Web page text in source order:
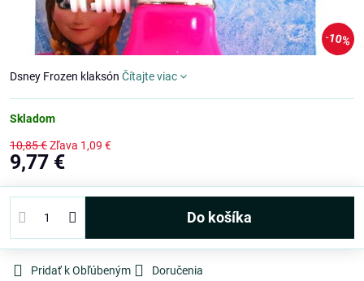
10%
Dsney Frozen klaksón Čítajte viac
Skladom
10,85 €Zľava 1,09 €
9,77 €
Do košíka
Pridať k Obľúbeným Doručenia